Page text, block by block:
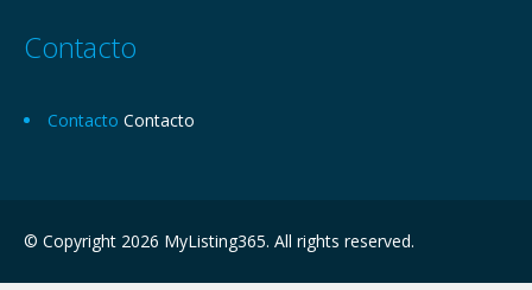
Contacto
Contacto Contacto
© Copyright 2026 MyListing365. All rights reserved.